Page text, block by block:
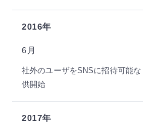
2016年
6月
社外のユーザをSNSに招待可能
供開始
2017年